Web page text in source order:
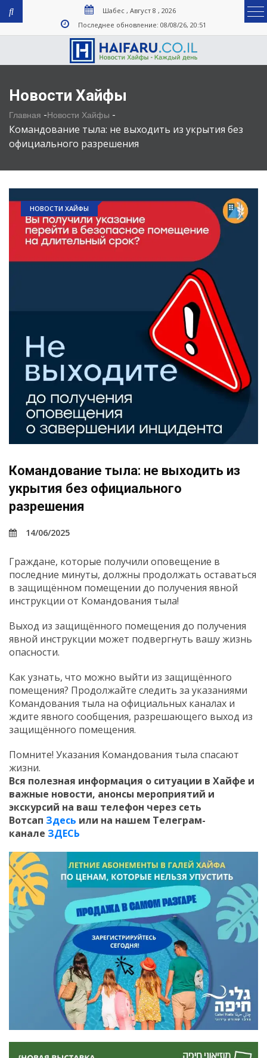
Шабес , Август 8 , 2026
Последнее обновление: 08/08/26, 20:51
Новости Хайфы
Главная -Новости Хайфы -
Командование тыла: не выходить из укрытия без
официального разрешения
НОВОСТИ ХАЙФЫ
Командование тыла: не выходить из
укрытия без официального
разрешения
14/06/2025
Граждане, которые получили оповещение в
последние минуты, должны продолжать оставаться
в защищённом помещении до получения явной
инструкции от Командования тыла!
Выход из защищённого помещения до получения
явной инструкции может подвергнуть вашу жизнь
опасности.
Как узнать, что можно выйти из защищённого
помещения? Продолжайте следить за указаниями
Командования тыла на официальных каналах и
ждите явного сообщения, разрешающего выход из
защищённого помещения.
Помните! Указания Командования тыла спасают
жизни.
Вся полезная информация о ситуации в Хайфе и
важные новости, анонсы мероприятий и
экскурсий на ваш телефон через сеть
Вотсап Здесь или на нашем Телеграм-
канале ЗДЕСЬ